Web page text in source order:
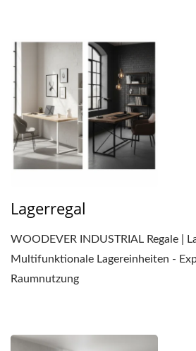
Lagerregal
WOODEVER INDUSTRIAL Regale |
Multifunktionale Lagereinheiten -
Raumnutzung